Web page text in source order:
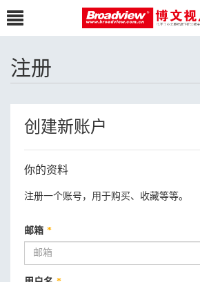
注册
创建新账户
你的资料
注册一个账号，用于购买、收藏等等。
邮箱 *